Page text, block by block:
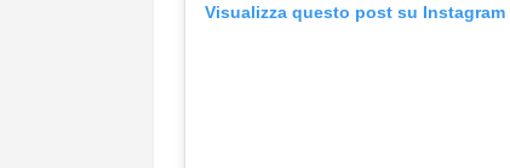
Visualizza questo post su Instagram